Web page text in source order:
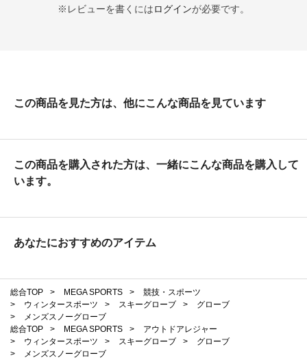
洗えない素材なので下にもう一枚手袋をしていますが、ワンサイズあ
※レビューを書くにはログインが必要です。
この商品を見た方は、他にこんな商品を見ています
この商品を購入された方は、一緒にこんな商品を購入して
います。
あなたにおすすめのアイテム
総合TOP > MEGA SPORTS >
競技・スポーツ
>
ウィンタースポーツ > スキーグローブ >
グローブ
>
メンズスノーグローブ
総合TOP
> MEGA SPORTS >
アウトドアレジャー
>
ウィンタースポーツ > スキーグローブ >
グローブ
>
メンズスノーグローブ